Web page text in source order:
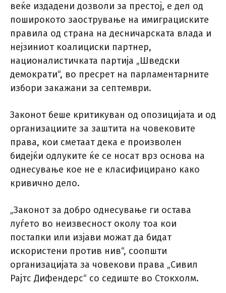
веќе издадени дозволи за престој, е дел од
поширокото заострување на имиграциските
правила од страна на десничарската влада и
нејзиниот коалициски партнер,
националистичката партија „Шведски
демократи“, во пресрет на парламентарните
избори закажани за септември.
Законот беше критикуван од опозицијата и од
организациите за заштита на човековите
права, кои сметаат дека е произволен
бидејќи одлуките ќе се носат врз основа на
однесување кое не е класифицирано како
кривично дело.
„Законот за добро однесување ги остава
луѓето во неизвесност околу тоа кои
постапки или изјави можат да бидат
искористени против нив“, соопшти
организацијата за човекови права „Сивил
Рајтс Дифендерс“ со седиште во Стокхолм.